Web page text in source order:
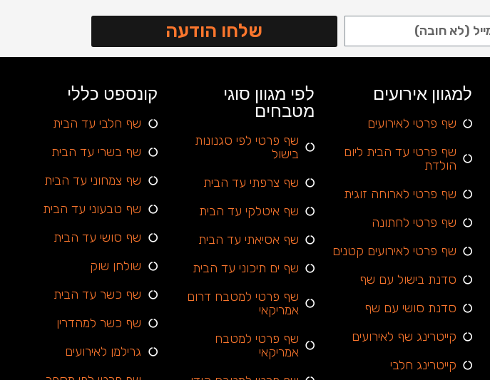
שלחו הודעה
למגוון אירועים
שף פרטי לאירועים
שף פרטי עד הבית ליום
הולדת
שף פרטי לארוחה זוגית
שף פרטי לחתונה
שף פרטי לאירועים קטנים
סדנת בישול עם שף
סדנת סושי עם שף
קייטרינג שף לאירועים
קייטרינג חלבי
לפי מגוון סוגי
מטבחים
שף פרטי לפי סגנונות
בישול
שף צרפתי עד הבית
שף איטלקי עד הבית
שף אסיאתי עד הבית
שף ים תיכוני עד הבית
שף פרטי למטבח דרום
אמריקאי
שף פרטי למטבח
אמריקאי
קונספט כללי
שף חלבי עד הבית
שף בשרי עד הבית
שף צמחוני עד הבית
שף טבעוני עד הבית
שף סושי עד הבית
שולחן שוק
שף כשר עד הבית
שף כשר למהדרין
גרילמן לאירועים